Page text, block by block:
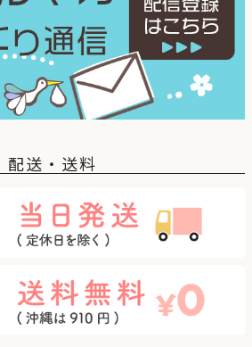
配送・送料